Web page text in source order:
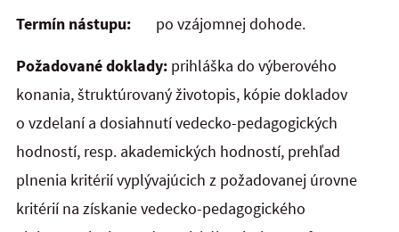
Termín nástupu: po vzájomnej dohode.
Požadované doklady: prihláška do výberového
konania, štruktúrovaný životopis, kópie dokladov
o vzdelaní a dosiahnutí vedecko-pedagogických
hodností, resp. akademických hodností, prehľad
plnenia kritérií vyplývajúcich z požadovanej úrovne
kritérií na získanie vedecko-pedagogického